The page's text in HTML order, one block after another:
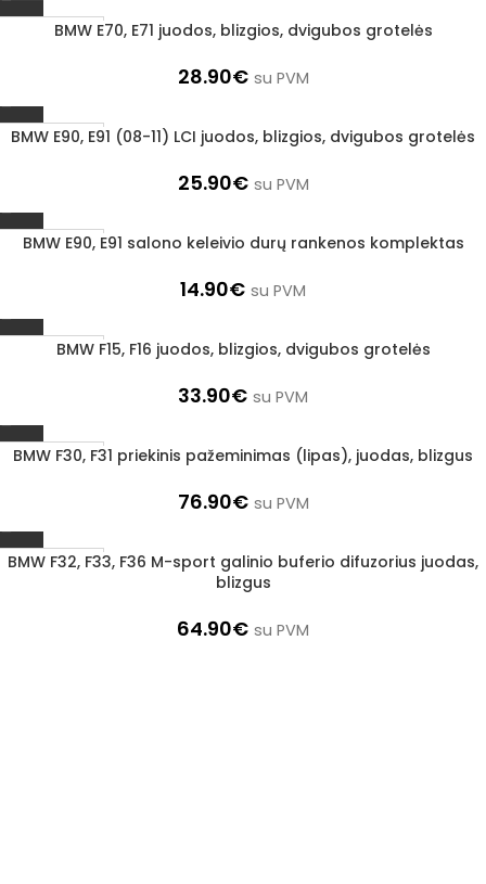
1–3 d. d.
BMW E70, E71 juodos, blizgios, dvigubos grotelės
28.90€ su PVM
1–3 d. d.
BMW E90, E91 (08-11) LCI juodos, blizgios, dvigubos grotelės
25.90€ su PVM
1–3 d. d.
BMW E90, E91 salono keleivio durų rankenos komplektas
14.90€ su PVM
1–3 d. d.
BMW F15, F16 juodos, blizgios, dvigubos grotelės
33.90€ su PVM
1–3 d. d.
BMW F30, F31 priekinis pažeminimas (lipas), juodas, blizgus
76.90€ su PVM
1–3 d. d.
BMW F32, F33, F36 M-sport galinio buferio difuzorius juodas,
blizgus
64.90€ su PVM